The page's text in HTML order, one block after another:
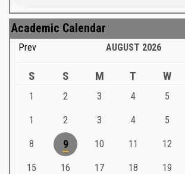
Academic Calendar
Prev AUGUST 2026
S S M T W
1 2 3 4 5
1 2 3 4 5
8 9 10 11 12
15 16 17 18 19